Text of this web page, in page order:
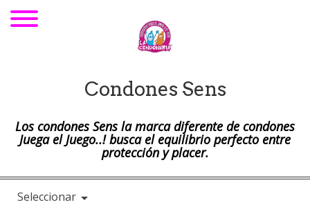
Condones Sens
Los condones Sens la marca diferente de condones
Juega el Juego..! busca el equilibrio perfecto entre
protección y placer.
Seleccionar 